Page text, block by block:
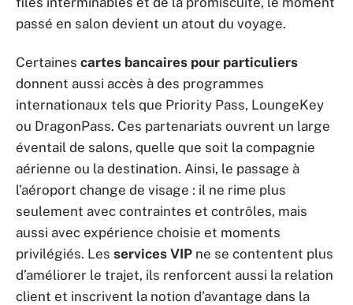
passé en salon devient un atout du voyage.
Certaines cartes bancaires pour particuliers
donnent aussi accès à des programmes
internationaux tels que Priority Pass, LoungeKey
ou DragonPass. Ces partenariats ouvrent un large
éventail de salons, quelle que soit la compagnie
aérienne ou la destination. Ainsi, le passage à
l’aéroport change de visage : il ne rime plus
seulement avec contraintes et contrôles, mais
aussi avec expérience choisie et moments
privilégiés. Les services VIP ne se contentent plus
d’améliorer le trajet, ils renforcent aussi la relation
client et inscrivent la notion d’avantage dans la